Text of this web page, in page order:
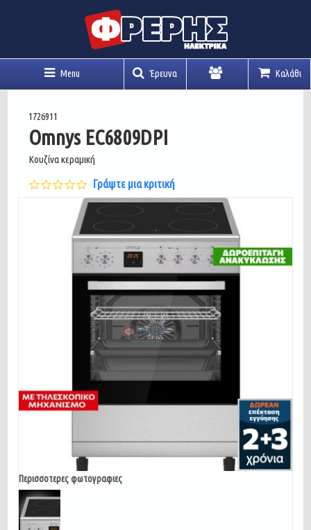
Menu Έρευνα Καλάθι
1726911
Omnys EC6809DPI
Κουζίνα κεραμική
0.0
star
rating
Γράψτε μια κριτική
Περισσοτερες φωτογραφιες